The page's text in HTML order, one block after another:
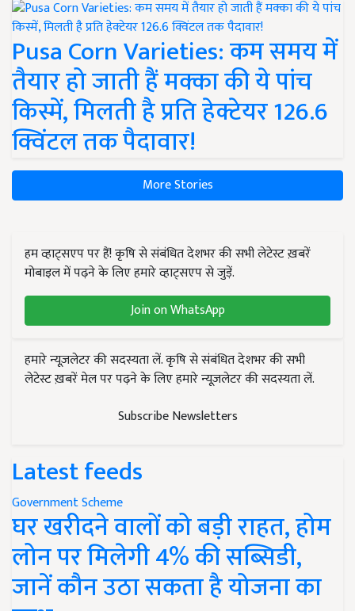
Pusa Corn Varieties: कम समय में
तैयार हो जाती हैं मक्का की ये पांच
किस्में, मिलती है प्रति हेक्टेयर 126.6
क्विंटल तक पैदावार!
More Stories
हम व्हाट्सएप पर हैं! कृषि से संबंधित देशभर की सभी लेटेस्ट ख़बरें
मोबाइल में पढ़ने के लिए हमारे व्हाट्सएप से जुड़ें.
Join on WhatsApp
हमारे न्यूज़लेटर की सदस्यता लें. कृषि से संबंधित देशभर की सभी
लेटेस्ट ख़बरें मेल पर पढ़ने के लिए हमारे न्यूज़लेटर की सदस्यता लें.
Subscribe Newsletters
Latest feeds
Government Scheme
घर खरीदने वालों को बड़ी राहत, होम
लोन पर मिलेगी 4% की सब्सिडी,
जानें कौन उठा सकता है योजना का